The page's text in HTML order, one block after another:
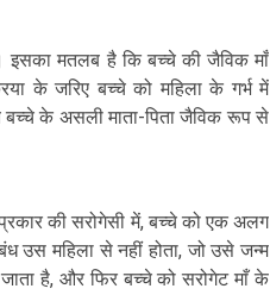
इसका मतलब है कि बच्चे की जैविक माँ
के जरिए बच्चे को महिला के गर्भ में
के असली माता-पिता जैविक रूप से
की सरोगेसी में, बच्चे को एक अलग
उस महिला से नहीं होता, जो उसे जन्म
है, और फिर बच्चे को सरोगेट माँ के